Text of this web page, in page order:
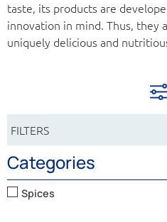
taste, its products are
innovation in mind. Thus, they
uniquely delicious and
FILTERS
Categories
Spices